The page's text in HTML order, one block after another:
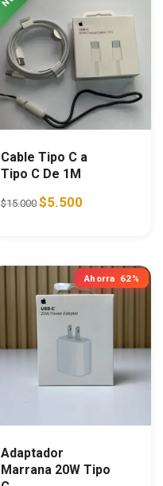
Cable Tipo C a
Tipo C De 1M
$15.000 Original price was:
$5.500
Ahorra 62%
Adaptador
Marrana 20W Tipo